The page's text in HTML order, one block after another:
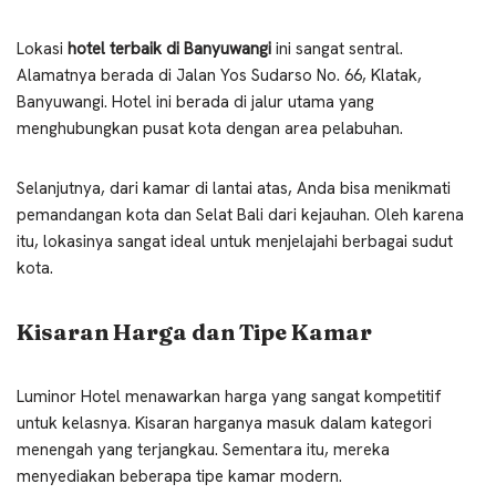
Lokasi hotel terbaik di Banyuwangi ini sangat sentral.
Alamatnya berada di Jalan Yos Sudarso No. 66, Klatak,
Banyuwangi. Hotel ini berada di jalur utama yang
menghubungkan pusat kota dengan area pelabuhan.
Selanjutnya, dari kamar di lantai atas, Anda bisa menikmati
pemandangan kota dan Selat Bali dari kejauhan. Oleh karena
itu, lokasinya sangat ideal untuk menjelajahi berbagai sudut
kota.
Kisaran Harga dan Tipe Kamar
Luminor Hotel menawarkan harga yang sangat kompetitif
untuk kelasnya. Kisaran harganya masuk dalam kategori
menengah yang terjangkau. Sementara itu, mereka
menyediakan beberapa tipe kamar modern.